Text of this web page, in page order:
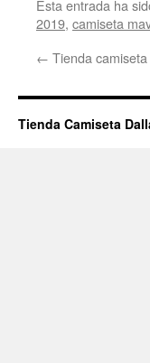
Esta entrada ha
2019, camiseta
← Tienda
Tienda Camiseta